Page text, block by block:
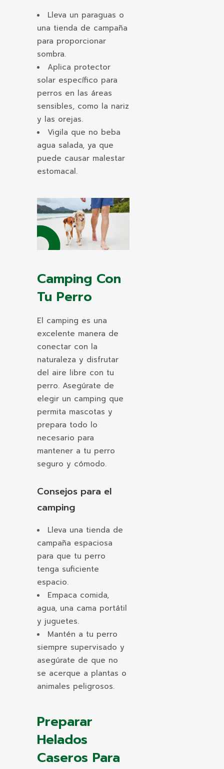
Lleva un paraguas o
una tienda de campaña
para proporcionar
sombra.
Aplica protector
solar específico para
perros en las áreas
sensibles, como la nariz
y las orejas.
Vigila que no beba
agua salada, ya que
puede causar malestar
estomacal.
Camping Con
Tu Perro
El camping es una
excelente manera de
conectar con la
naturaleza y disfrutar
del aire libre con tu
perro. Asegúrate de
elegir un camping que
permita mascotas y
prepara todo lo
necesario para
mantener a tu perro
seguro y cómodo.
Consejos para el
camping
Lleva una tienda de
campaña espaciosa
para que tu perro
tenga suficiente
espacio.
Empaca comida,
agua, una cama portátil
y juguetes.
Mantén a tu perro
siempre supervisado y
asegúrate de que no
se acerque a plantas o
animales peligrosos.
Preparar
Helados
Caseros Para